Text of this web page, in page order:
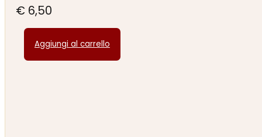
€ 6,50
Aggiungi al carrello